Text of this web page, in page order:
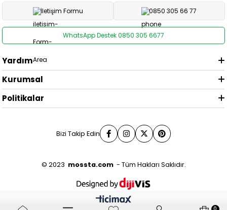
İletişim Formu 0850 305 66 77
WhatsApp Destek 0850 305 6677
Yardım
Kurumsal
Politikalar
Bizi Takip Edin
© 2023 mossta.com- Tüm Hakları Saklıdır.